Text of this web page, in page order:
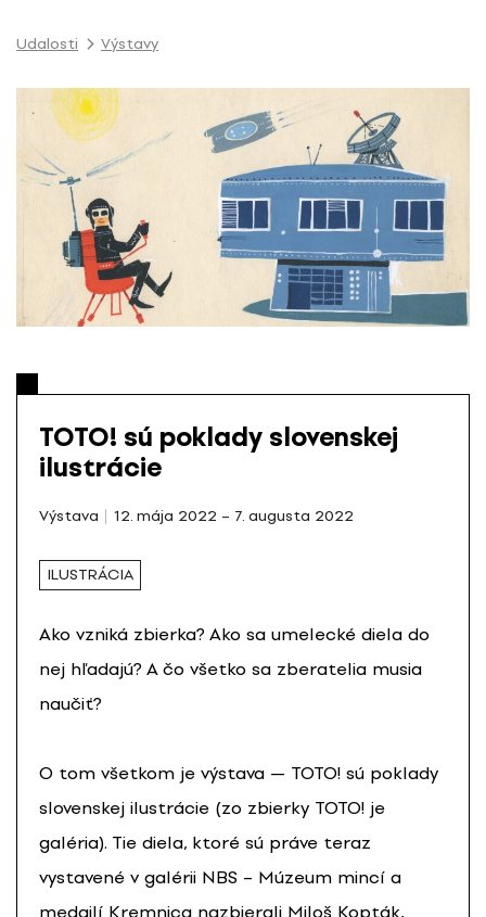
Udalosti Výstavy
TOTO! sú poklady slovenskej
ilustrácie
Výstava 12. mája 2022 – 7. augusta 2022
ILUSTRÁCIA
Ako vzniká zbierka? Ako sa umelecké diela do
nej hľadajú? A čo všetko sa zberatelia musia
naučiť?
O tom všetkom je výstava — TOTO! sú poklady
slovenskej ilustrácie (zo zbierky TOTO! je
galéria). Tie diela, ktoré sú práve teraz
vystavené v galérii NBS – Múzeum mincí a
medailí Kremnica nazbierali Miloš Kopták,